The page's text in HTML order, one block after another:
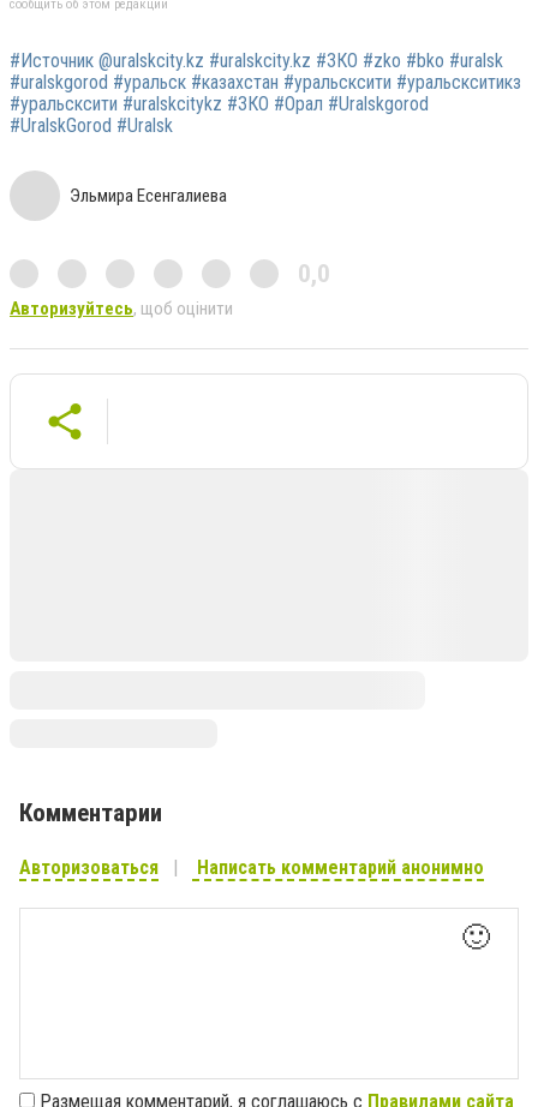
сообщить об этом редакции
#Источник @uralskcity.kz #uralskcity.kz #ЗКО #zko #bko #uralsk
#uralskgorod #уральск #казахстан #уральсксити #уральскситикз
#уральсксити #uralskcitykz #ЗКО #Орал #Uralskgorod
#UralskGorod #Uralsk
Эльмира Есенгалиева
0,0
Авторизуйтесь, щоб оцінити
Комментарии
Авторизоваться Написать комментарий анонимно
🙂
Размещая комментарий, я соглашаюсь с Правилами сайта